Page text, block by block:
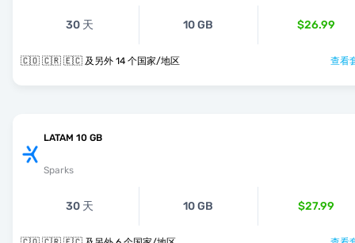
30 天 10 GB $26.99
🇨🇴 🇨🇷 🇪🇨 及另外 14 个国家/地区 查看
LATAM 10 GB
Sparks
30 天 10 GB $27.99